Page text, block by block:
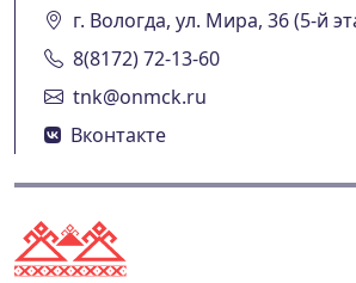
г. Вологда, ул. Мира, 36 (5-й
8(8172) 72-13-60
tnk@onmck.ru
Вконтакте